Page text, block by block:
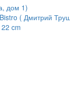
дом 1)
( Дмитрий
cm